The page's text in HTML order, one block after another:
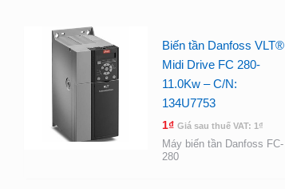
Biến tần Danfoss VLT®
Midi Drive FC 280-
11.0Kw – C/N:
134U7753
1₫ Giá sau thuế VAT: 1₫
Máy biến tần Danfoss FC-
280